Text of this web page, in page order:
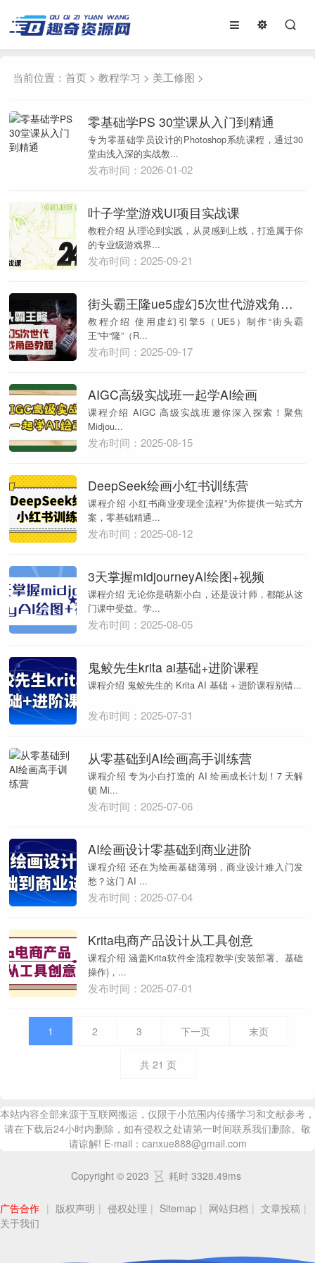
当前位置：首页 >教程学习 > 美工修图 >
零基础学PS 30堂课从入门到精通
专为零基础学员设计的Photoshop系统课程，通过30
堂由浅入深的实战教...
发布时间：2026-01-02
叶子学堂游戏UI项目实战课
教程介绍 从理论到实践，从灵感到上线，打造属于你
的专业级游戏界...
发布时间：2025-09-21
街头霸王隆ue5虚幻5次世代游戏角色制作全流程
教程介绍 使用虚幻引擎5（UE5）制作“街头霸
王”中“隆”（R...
发布时间：2025-09-17
AIGC高级实战班一起学AI绘画
课程介绍 AIGC 高级实战班邀你深入探索！聚焦
Midjou...
发布时间：2025-08-15
DeepSeek绘画小红书训练营
课程介绍 小红书商业变现全流程”为你提供一站式方
案，零基础精通...
发布时间：2025-08-12
3天掌握midjourneyAI绘图+视频
课程介绍 无论你是萌新小白，还是设计师，都能从这
门课中受益。学...
发布时间：2025-08-05
鬼鲛先生krita ai基础+进阶课程
课程介绍 鬼鲛先生的 Krita AI 基础 + 进阶课程别错...
发布时间：2025-07-31
从零基础到AI绘画高手训练营
课程介绍 专为小白打造的 AI 绘画成长计划！7 天解
锁 Mi...
发布时间：2025-07-06
AI绘画设计零基础到商业进阶
课程介绍 还在为绘画基础薄弱，商业设计难入门发
愁？这门 AI ...
发布时间：2025-07-04
Krita电商产品设计从工具创意
课程介绍 涵盖Krita软件全流程教学(安装部署、基础
操作)，...
发布时间：2025-07-01
1 2 3 下一页 末页
共 21 页
本站内容全部来源于互联网搬运，仅限于小范围内传播学习和文献参考，
请在下载后24小时内删除，如有侵权之处请第一时间联系我们删除。敬
请谅解! E-mail：canxue888@gmail.com
Copyright © 2023 耗时 3328.49ms
广告合作 | 版权声明 | 侵权处理 | Sitemap | 网站归档 | 文章投稿 |
关于我们